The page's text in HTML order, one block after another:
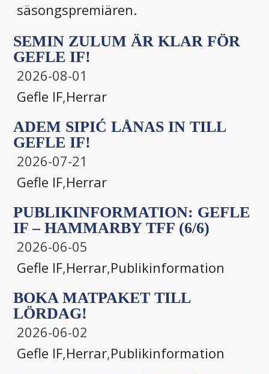
säsongspremiären.
SEMIN ZULUM ÄR KLAR FÖR
GEFLE IF!
2026-08-01
Gefle IF,Herrar
ADEM SIPIĆ LÅNAS IN TILL
GEFLE IF!
2026-07-21
Gefle IF,Herrar
PUBLIKINFORMATION: GEFLE
IF – HAMMARBY TFF (6/6)
2026-06-05
Gefle IF,Herrar,Publikinformation
BOKA MATPAKET TILL
LÖRDAG!
2026-06-02
Gefle IF,Herrar,Publikinformation